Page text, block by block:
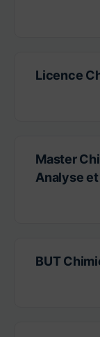
Licence
Master
Analyse
BUT